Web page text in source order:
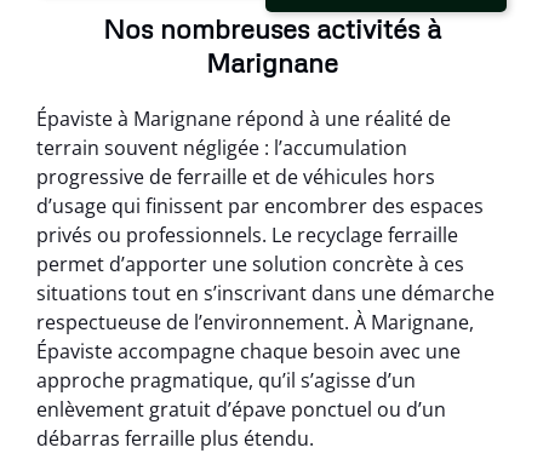
Nos nombreuses activités à
Marignane
Épaviste à Marignane répond à une réalité de
terrain souvent négligée : l’accumulation
progressive de ferraille et de véhicules hors
d’usage qui finissent par encombrer des espaces
privés ou professionnels. Le recyclage ferraille
permet d’apporter une solution concrète à ces
situations tout en s’inscrivant dans une démarche
respectueuse de l’environnement. À Marignane,
Épaviste accompagne chaque besoin avec une
approche pragmatique, qu’il s’agisse d’un
enlèvement gratuit d’épave ponctuel ou d’un
débarras ferraille plus étendu.